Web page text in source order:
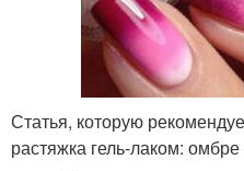
Статья, которую
растяжка гель-лаком: